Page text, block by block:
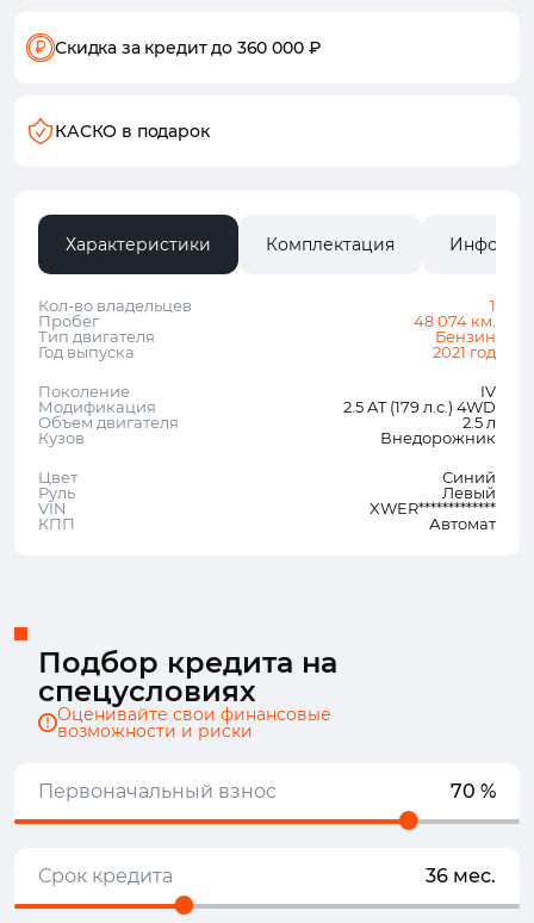
Скидка за кредитдо 360 000 ₽
КАСКО в подарок
Характеристики Комплектация
Кол-во владельцев
1
Пробег
48 074 км.
Тип двигателя
Бензин
Год выпуска
2021 год
Поколение
IV
Модификация
2.5 AT (179 л.с.) 4WD
Объем двигателя
2.5 л
Кузов
Внедорожник
Цвет
Синий
Руль
Левый
VIN
XWER*************
КПП
Автомат
Подбор кредита на
спецусловиях
Оценивайте свои финансовые
возможности и риски
Первоначальный взнос 70 %
Срок кредита 36 мес.